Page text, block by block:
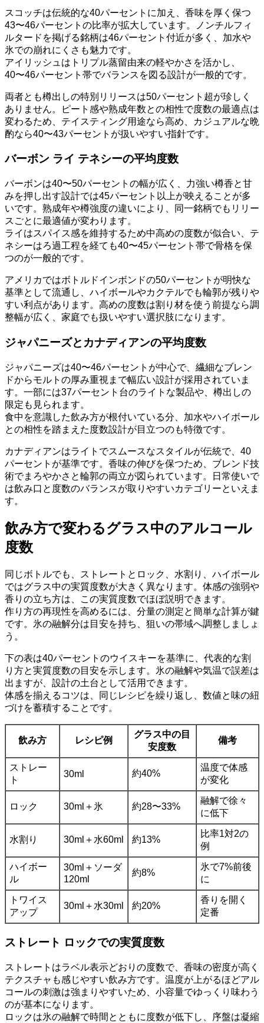
スコッチは伝統的な40パーセントに加え、香味を厚く保つ
43〜46パーセントの比率が拡大しています。ノンチルフィ
ルタードを掲げる銘柄は46パーセント付近が多く、加水や
氷での崩れにくさも魅力です。
アイリッシュはトリプル蒸留由来の軽やかさを活かし、
40〜46パーセント帯でバランスを図る設計が一般的です。
両者とも樽出しの特別リリースは50パーセント超が珍しく
ありません。ピート感や熟成年数との相性で度数の最適点は
変わるため、テイスティング用途なら高め、カジュアルな晩
酌なら40〜43パーセントが扱いやすい指針です。
バーボン ライ テネシーの平均度数
バーボンは40〜50パーセントの幅が広く、力強い樽香と甘
みを押し出す設計では45パーセント以上が映えることが多
いです。熟成年や樽強度の違いにより、同一銘柄でもリリー
スごとに最適値が変わります。
ライはスパイス感を維持するため中高めの度数が似合い、テ
ネシーはろ過工程を経ても40〜45パーセント帯で骨格を保
つのが一般的です。
アメリカではボトルドインボンドの50パーセントが明快な
基準として流通し、ハイボールやカクテルでも輪郭が残りや
すい利点があります。高めの度数は割り材を使う前提なら調
整幅が広く、家庭でも扱いやすい選択肢になります。
ジャパニーズとカナディアンの平均度数
ジャパニーズは40〜46パーセントが中心で、繊細なブレン
ドからモルトの厚み重視まで幅広い設計が採用されていま
す。一部には37パーセント台のライトな製品や、樽出しの
限定も見られます。
食中を意識した飲み方が根付いている分、加水やハイボール
との相性を踏まえた度数設計が目立つのも特徴です。
カナディアンはライトでスムースなスタイルが伝統で、40
パーセントが基準です。香味の伸びを保つため、ブレンド技
術でまろやかさと輪郭の両立が図られています。日常使いで
は飲み口と度数のバランスが取りやすいカテゴリーといえま
す。
飲み方で変わるグラス中のアルコール
度数
同じボトルでも、ストレートとロック、水割り、ハイボール
ではグラス中の実質度数が大きく異なります。体感の強弱や
香りの立ち方は、この実質度数でほぼ説明できます。
作り方の再現性を高めるには、分量の測定と簡単な計算が鍵
です。氷の融解分は目安を持ち、狙いの帯域へ調整しましょ
う。
下の表は40パーセントのウイスキーを基準に、代表的な割
り方と実質度数の目安を示します。氷の融解や気温で誤差は
出ますが、設計の土台として活用できます。
体感を揃えるコツは、同じレシピを繰り返し、数値と味の紐
づけを蓄積することです。
飲み方 レシピ例
グラス中の目
安度数
備考
ストレー
ト
30ml 約40%
温度で体感
が変化
ロック 30ml＋氷 約28〜33%
融解で徐々
に低下
水割り 30ml＋水60ml 約13%
比率1対2の
例
ハイボー
ル
30ml＋ソーダ
120ml
約8%
氷で7%前後
に
トワイス
アップ
30ml＋水30ml 約20%
香りを開く
定番
ストレート ロックでの実質度数
ストレートはラベル表示どおりの度数で、香味の密度が高く
テクスチャも感じやすい飲み方です。温度が上がるほどアル
コールの刺激は強まりやすいため、小容量でゆっくり味わう
のが基本になります。
ロックは氷の融解で時間とともに度数が低下し、序盤は凝縮